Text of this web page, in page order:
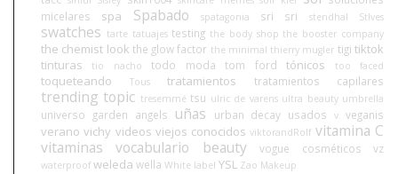
micelares
spa Spabado spatagonia sri sri stendhal StIves
swatches tarte tatuajes testing the body shop the booster company
the chemist look the glow factor the minimal thierry mugler tigi tiktok
tinturas
tio nacho todo moda tom ford tónicos too faced
toqueteando Tous tratamientos tratamientos capilares
trending topic tresemmé tsu ulric de varens ultra beauty umbrella
universo garden angels uñas urban decay usados v veganis
verano vichy videos viejos conocidos viktorandRolf vitamina C
vitaminas
vocabulario beauty vogue cosméticos vz
waterproof weleda wella White label YSL Zao Makeup